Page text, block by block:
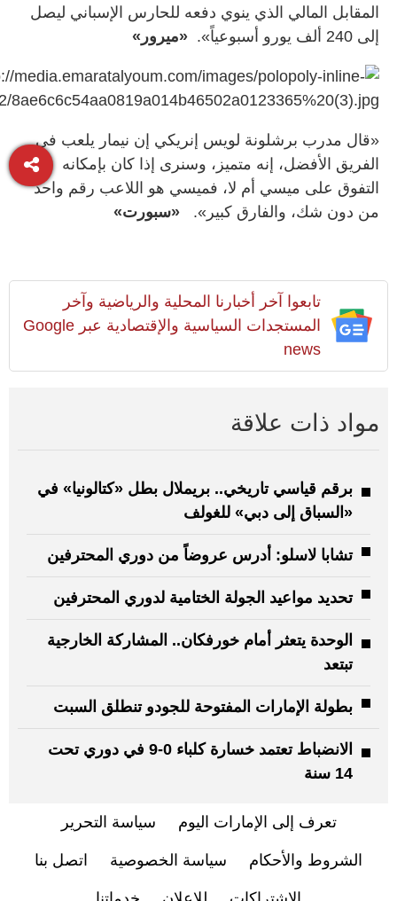
المقابل المالي الذي ينوي دفعه للحارس الإسباني ليصل
إلى 240 ألف يورو أسبوعياً».
«ميرور»
«قال مدرب برشلونة لويس إنريكي إن نيمار يلعب في
الفريق الأفضل، إنه متميز، وسنرى إذا كان بإمكانه
التفوق على ميسي أم لا، فميسي هو اللاعب رقم واحد
من دون شك، والفارق كبير». «سبورت»
تابعوا آخر أخبارنا المحلية والرياضية وآخر
المستجدات السياسية والإقتصادية عبر Google
news
مواد ذات علاقة
برقم قياسي تاريخي.. بريملال بطل «كتالونيا» في
«السباق إلى دبي» للغولف
تشابا لاسلو: أدرس عروضاً من دوري المحترفين
تحديد مواعيد الجولة الختامية لدوري المحترفين
الوحدة يتعثر أمام خورفكان.. المشاركة الخارجية
تبتعد
بطولة الإمارات المفتوحة للجودو تنطلق السبت
الانضباط تعتمد خسارة كلباء 0-9 في دوري تحت
14 سنة
تعرف إلى الإمارات اليوم سياسة التحرير
الشروط والأحكام سياسة الخصوصية اتصل بنا